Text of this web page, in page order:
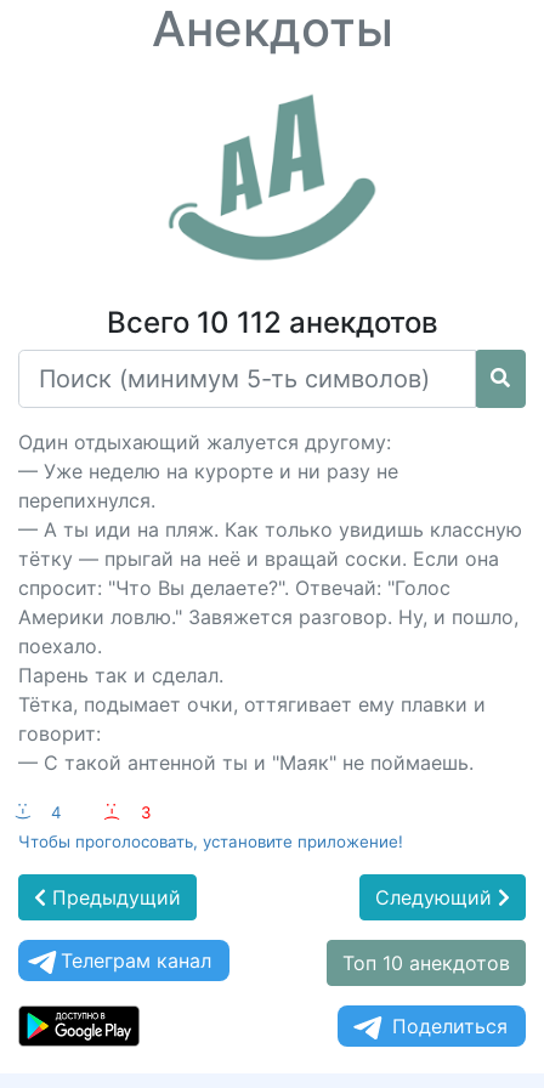
Анекдоты
Всего 10 112 анекдотов
Один отдыхающий жалуется другому:
— Уже неделю на курорте и ни разу не
перепихнулся.
— А ты иди на пляж. Как только увидишь классную
тётку — прыгай на неё и вращай соски. Если она
спросит: "Что Вы делаете?". Отвечай: "Голос
Америки ловлю." Завяжется разговор. Ну, и пошло,
поехало.
Парень так и сделал.
Тётка, подымает очки, оттягивает ему плавки и
говорит:
— С такой антенной ты и "Маяк" не поймаешь.
:-) 4 :-(
3
Чтобы проголосовать, установите приложение!
Предыдущий Следующий
Телеграм канал Топ 10 анекдотов
Поделиться